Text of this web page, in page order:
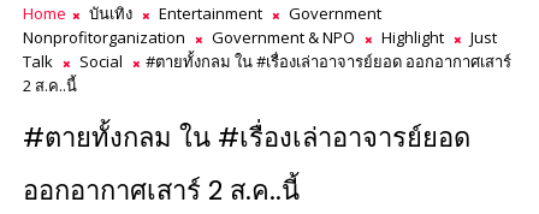
Home บันเทิง Entertainment
Government
Nonprofitorganization
Government & NPO Highlight
Just
Talk
Social
#ตายทั้งกลม ใน #เรื่องเล่าอาจารย์ยอด ออกอากาศเสาร์
2 ส.ค..นี้
#ตายทั้งกลม ใน #เรื่องเล่าอาจารย์ยอด
ออกอากาศเสาร์ 2 ส.ค..นี้